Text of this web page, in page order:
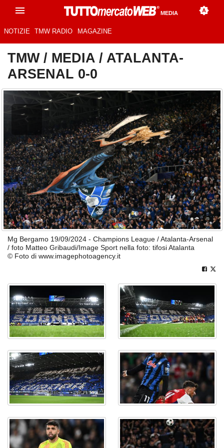
MEDIA
NOTIZIE TMW RADIO MAGAZINE
TMW/ MEDIA / ATALANTA-
ARSENAL 0-0
Mg Bergamo 19/09/2024 - Champions League / Atalanta-Arsenal
/ foto Matteo Gribaudi/Image Sport nella foto: tifosi Atalanta
© Foto di www.imagephotoagency.it